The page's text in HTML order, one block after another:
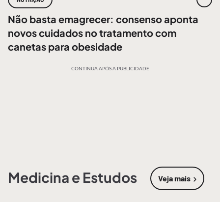
Não basta emagrecer: consenso aponta
novos cuidados no tratamento com
canetas para obesidade
CONTINUA APÓS A PUBLICIDADE
Medicina e Estudos Veja mais
sobre